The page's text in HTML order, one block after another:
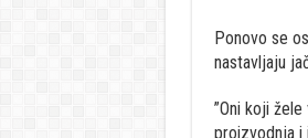
Ponovo se
nastavljaju
”Oni koji
proizvodnja i